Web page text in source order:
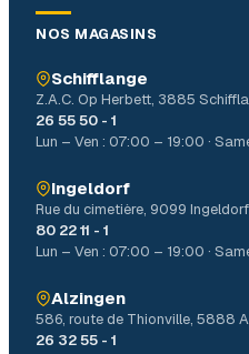
NOS MAGASINS
Schifflange
Z.A.C. Op Herbett, 3885
26 55 50 - 1
Lun – Ven : 07:00 – 19:00 ·
Ingeldorf
Rue du cimetière, 9099 Ingeldorf
80 22 11 - 1
Lun – Ven : 07:00 – 19:00 ·
Alzingen
586, route de Thionville, 5888
26 32 55 - 1